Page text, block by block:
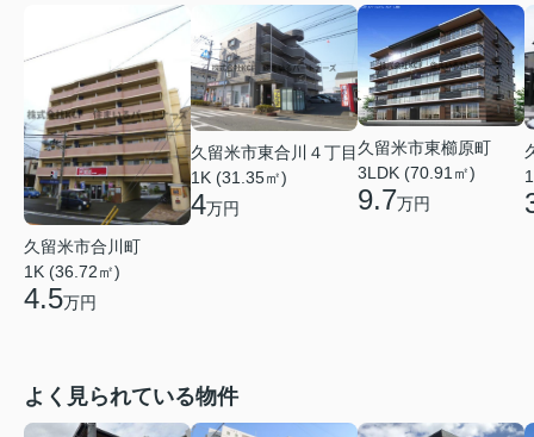
久留米市合川町
1K (36.72㎡)
4.5万円
久留米市東合川４丁目
1K (31.35㎡)
4万円
久留米市東櫛原町
3LDK (70.91㎡)
9.7万円
よく見られている物件